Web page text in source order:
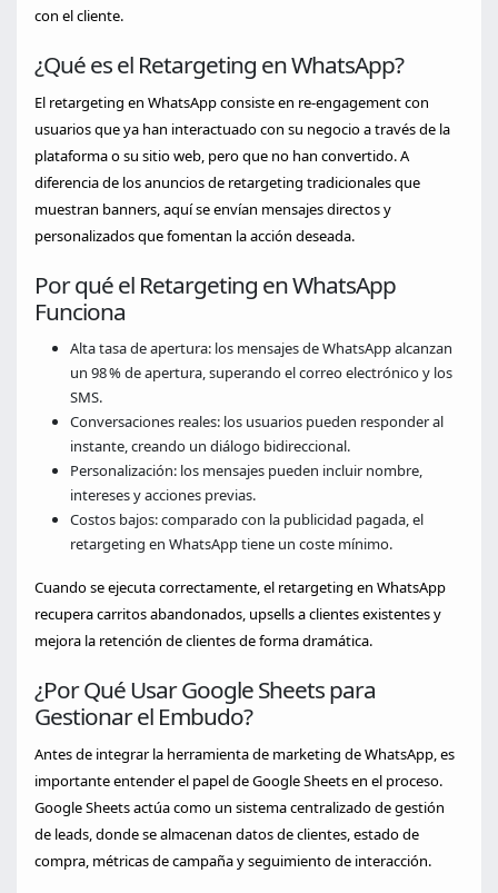
con el cliente.
¿Qué es el Retargeting en WhatsApp?
El retargeting en WhatsApp consiste en re‑engagement con
usuarios que ya han interactuado con su negocio a través de la
plataforma o su sitio web, pero que no han convertido. A
diferencia de los anuncios de retargeting tradicionales que
muestran banners, aquí se envían mensajes directos y
personalizados que fomentan la acción deseada.
Por qué el Retargeting en WhatsApp
Funciona
Alta tasa de apertura: los mensajes de WhatsApp alcanzan
un 98 % de apertura, superando el correo electrónico y los
SMS.
Conversaciones reales: los usuarios pueden responder al
instante, creando un diálogo bidireccional.
Personalización: los mensajes pueden incluir nombre,
intereses y acciones previas.
Costos bajos: comparado con la publicidad pagada, el
retargeting en WhatsApp tiene un coste mínimo.
Cuando se ejecuta correctamente, el retargeting en WhatsApp
recupera carritos abandonados, upsells a clientes existentes y
mejora la retención de clientes de forma dramática.
¿Por Qué Usar Google Sheets para
Gestionar el Embudo?
Antes de integrar la herramienta de marketing de WhatsApp, es
importante entender el papel de Google Sheets en el proceso.
Google Sheets actúa como un sistema centralizado de gestión
de leads, donde se almacenan datos de clientes, estado de
compra, métricas de campaña y seguimiento de interacción.